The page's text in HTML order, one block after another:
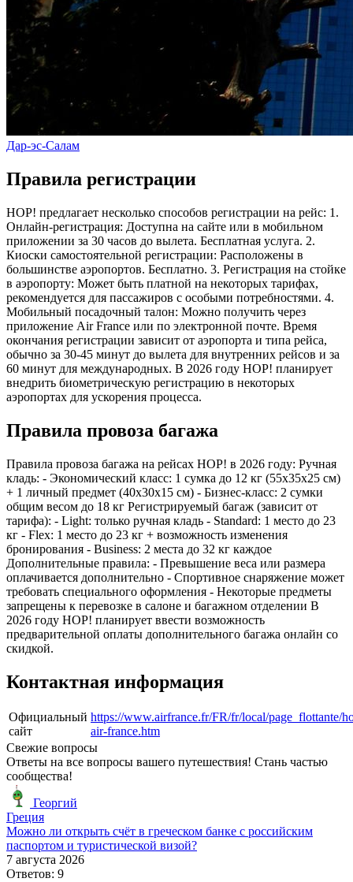
Дар-эс-Салам
Правила регистрации
HOP! предлагает несколько способов регистрации на рейс: 1.
Онлайн-регистрация: Доступна на сайте или в мобильном
приложении за 30 часов до вылета. Бесплатная услуга. 2.
Киоски самостоятельной регистрации: Расположены в
большинстве аэропортов. Бесплатно. 3. Регистрация на стойке
в аэропорту: Может быть платной на некоторых тарифах,
рекомендуется для пассажиров с особыми потребностями. 4.
Мобильный посадочный талон: Можно получить через
приложение Air France или по электронной почте. Время
окончания регистрации зависит от аэропорта и типа рейса,
обычно за 30-45 минут до вылета для внутренних рейсов и за
60 минут для международных. В 2026 году HOP! планирует
внедрить биометрическую регистрацию в некоторых
аэропортах для ускорения процесса.
Правила провоза багажа
Правила провоза багажа на рейсах HOP! в 2026 году: Ручная
кладь: - Экономический класс: 1 сумка до 12 кг (55x35x25 см)
+ 1 личный предмет (40x30x15 см) - Бизнес-класс: 2 сумки
общим весом до 18 кг Регистрируемый багаж (зависит от
тарифа): - Light: только ручная кладь - Standard: 1 место до 23
кг - Flex: 1 место до 23 кг + возможность изменения
бронирования - Business: 2 места до 32 кг каждое
Дополнительные правила: - Превышение веса или размера
оплачивается дополнительно - Спортивное снаряжение может
требовать специального оформления - Некоторые предметы
запрещены к перевозке в салоне и багажном отделении В
2026 году HOP! планирует ввести возможность
предварительной оплаты дополнительного багажа онлайн со
скидкой.
Контактная информация
Официальный
сайт
https://www.airfrance.fr/FR/fr/local/page_flottante/
air-france.htm
Свежие вопросы
Ответы на все вопросы вашего путешествия! Стань частью
сообщества!
Георгий
Греция
Можно ли открыть счёт в греческом банке с российским
паспортом и туристической визой?
7 августа 2026
Ответов: 9